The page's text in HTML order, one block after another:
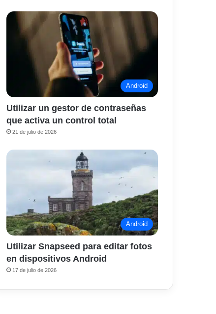
Android
Utilizar un gestor de contraseñas
que activa un control total
21 de julio de 2026
Android
Utilizar Snapseed para editar fotos
en dispositivos Android
17 de julio de 2026